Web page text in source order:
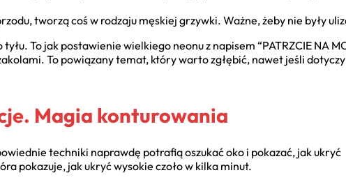
tworzą coś w rodzaju męskiej grzywki. Ważne, żeby nie były
To jak postawienie wielkiego neonu z napisem “PATRZCIE NA
To powiązany temat, który warto zgłębić, nawet jeśli dotyczy
Magia konturowania
techniki naprawdę potrafią oszukać oko i pokazać, jak ukryć
pokazuje, jak ukryć wysokie czoło w kilka minut.